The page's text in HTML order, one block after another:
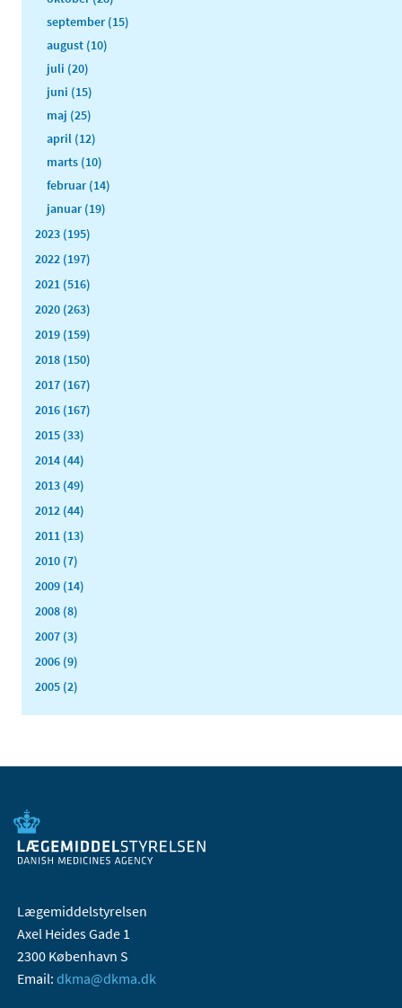
september (15)
august (10)
juli (20)
juni (15)
maj (25)
april (12)
marts (10)
februar (14)
januar (19)
2023 (195)
2022 (197)
2021 (516)
2020 (263)
2019 (159)
2018 (150)
2017 (167)
2016 (167)
2015 (33)
2014 (44)
2013 (49)
2012 (44)
2011 (13)
2010 (7)
2009 (14)
2008 (8)
2007 (3)
2006 (9)
2005 (2)
Lægemiddelstyrelsen
Axel Heides Gade 1
2300 København S
Email: dkma@dkma.dk